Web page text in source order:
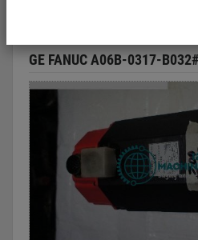
GE FANUC A06B-0317-